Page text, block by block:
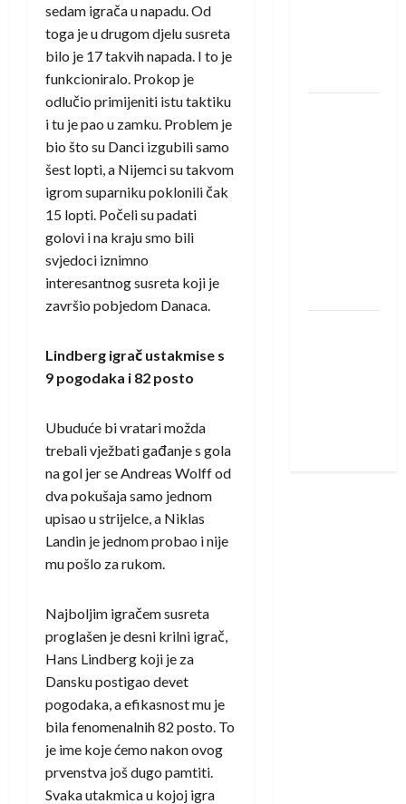
sedam igrača u napadu. Od
toga je u drugom djelu susreta
bilo je 17 takvih napada. I to je
funkcioniralo. Prokop je
odlučio primijeniti istu taktiku
i tu je pao u zamku. Problem je
bio što su Danci izgubili samo
šest lopti, a Nijemci su takvom
igrom suparniku poklonili čak
15 lopti. Počeli su padati
golovi i na kraju smo bili
svjedoci iznimno
interesantnog susreta koji je
završio pobjedom Danaca.
Lindberg igrač ustakmise s
9 pogodaka i 82 posto
Ubuduće bi vratari možda
trebali vježbati gađanje s gola
na gol jer se Andreas Wolff od
dva pokušaja samo jednom
upisao u strijelce, a Niklas
Landin je jednom probao i nije
mu pošlo za rukom.
Najboljim igračem susreta
proglašen je desni krilni igrač,
Hans Lindberg koji je za
Dansku postigao devet
pogodaka, a efikasnost mu je
bila fenomenalnih 82 posto. To
je ime koje ćemo nakon ovog
prvenstva još dugo pamtiti.
Svaka utakmica u kojoj igra